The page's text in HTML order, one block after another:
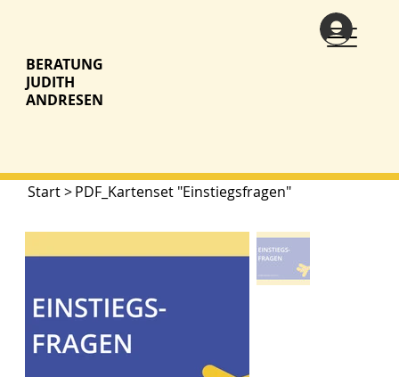
BERATUNG
JUDITH
ANDRESEN
Start>PDF_Kartenset "Einstiegsfragen"